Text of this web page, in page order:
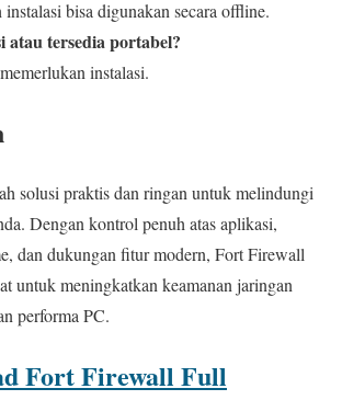
bisa digunakan secara offline.
atau tersedia portabel?
instalasi.
solusi praktis dan ringan untuk melindungi
Dengan kontrol penuh atas aplikasi,
dan dukungan fitur modern, Fort Firewall
untuk meningkatkan keamanan jaringan
performa PC.
Fort Firewall Full